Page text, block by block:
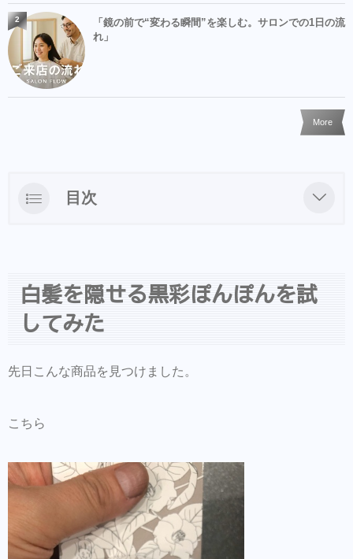
「鏡の前で“変わる瞬間”を楽しむ。サロンでの1日の流
れ」
2
More
目次
LINEからのご予約・ご相談・商品購入を受け
付けておりますのでお気軽にお問い合わせ下
さい。
商品だけの購入はオンラインショップからも
とスムーズに施術可能です。
同時にこちらもダウンロードして頂き新規登
録しておくとスタイルの保存・カルテの保存
ができます。
白髪を隠せる黒彩ぽんぽんを試
してみた
先日こんな商品を見つけました。
こちら